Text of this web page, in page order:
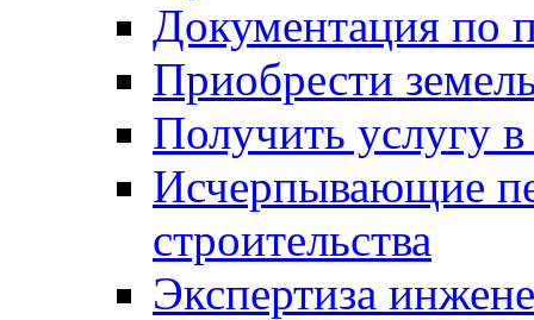
Документация по
Приобрести
Получить услугу в
Исчерпывающие
строительства
Экспертиза